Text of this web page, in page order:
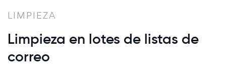
LIMPIEZA
Limpieza en lotes de listas de
correo